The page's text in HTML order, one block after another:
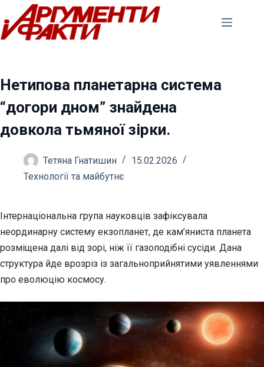
Перейти
до
вмісту
Нетипова планетарна система
“догори дном” знайдена
довкола тьмяної зірки.
Тетяна Гнатишин
15.02.2026
Технології та майбутнє
Інтернаціональна група науковців зафіксувала
неординарну систему екзопланет, де кам’яниста планета
розміщена далі від зорі, ніж її газоподібні сусіди. Дана
структура йде врозріз із загальноприйнятими уявленнями
про еволюцію космосу.